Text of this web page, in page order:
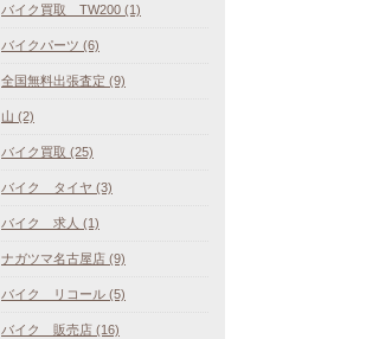
バイク買取 TW200 (1)
バイクパーツ (6)
全国無料出張査定 (9)
山 (2)
バイク買取 (25)
バイク タイヤ (3)
バイク 求人 (1)
ナガツマ名古屋店 (9)
バイク リコール (5)
バイク 販売店 (16)